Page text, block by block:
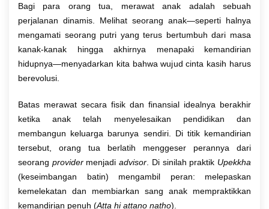
Bagi para orang tua, merawat anak adalah sebuah
perjalanan dinamis. Melihat seorang anak—seperti halnya
mengamati seorang putri yang terus bertumbuh dari masa
kanak-kanak hingga akhirnya menapaki kemandirian
hidupnya—menyadarkan kita bahwa wujud cinta kasih harus
berevolusi.
Batas merawat secara fisik dan finansial idealnya berakhir
ketika anak telah menyelesaikan pendidikan dan
membangun keluarga barunya sendiri. Di titik kemandirian
tersebut, orang tua berlatih menggeser perannya dari
seorang providermenjadiadvisor . Di sinilah praktik Upekkha
(keseimbangan batin) mengambil peran: melepaskan
kemelekatan dan membiarkan sang anak mempraktikkan
kemandirian penuh (Atta hi attano natho).